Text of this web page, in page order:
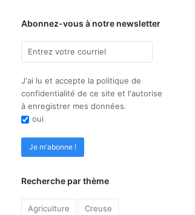
Abonnez-vous à notre newsletter
J'ai lu et accepte la politique de
confidentialité de ce site et l'autorise
à enregistrer mes données.
oui
Recherche par thème
Agriculture Creuse